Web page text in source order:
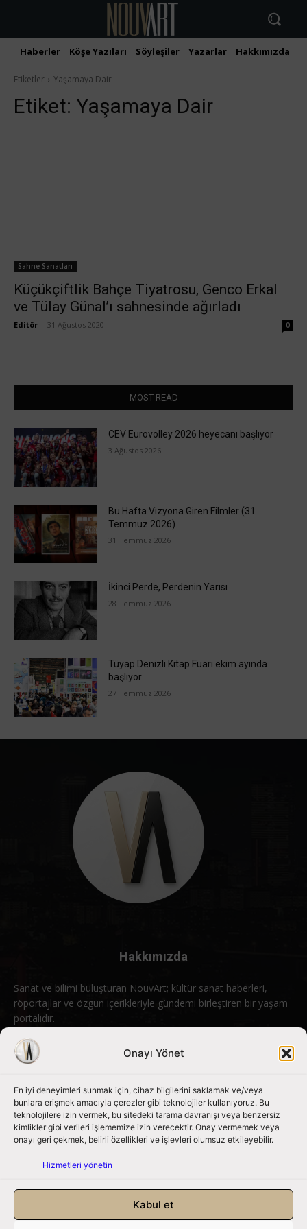
Onayı Yönet
En iyi deneyimleri sunmak için, cihaz bilgilerini saklamak ve/veya
bunlara erişmek amacıyla çerezler gibi teknolojiler kullanıyoruz. Bu
teknolojilere izin vermek, bu sitedeki tarama davranışı veya benzersiz
kimlikler gibi verileri işlememize izin verecektir. Onay vermemek veya
onayı geri çekmek, belirli özellikleri ve işlevleri olumsuz etkileyebilir.
Hizmetleri yönetin
Kabul et
Haberler Köşe Yazıları Söyleşiler Yazarlar Hakkımızda
Etiketler Yaşamaya Dair
Etiket: Yaşamaya Dair
Sahne Sanatları
Küçükçiftlik Bahçe Tiyatrosu, Genco Erkal
ve Tülay Günal’ı sahnesinde ağırladı
Editör 31 Ağustos 2020 0
MOST READ
CEV Eurovolley 2026 heyecanı başlıyor
3 Ağustos 2026
Bu Hafta Vizyona Giren Filmler (31
Temmuz 2026)
31 Temmuz 2026
İkinci Perde, Perdenin Yarısı
28 Temmuz 2026
Tüyap Denizli Kitap Fuarı ekim ayında
başlıyor
27 Temmuz 2026
Hakkımızda
Sanat ve bilimi buluşturan NouvArt; kültür sanat haberleri,
röportajlar ve özgün içerikleriyle gündemi birleştiren bir yaşam
portalıdır.
Bizimle iletişime geçin: info@nouvart.net
Bizi Takip Edin